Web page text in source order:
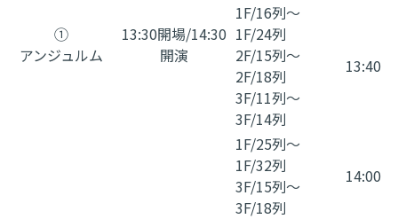
①
アンジュルム
13:30開場/14:30
開演
1F/16列～
1F/24列
2F/15列～
2F/18列
3F/11列～
3F/14列
13:40
1F/25列～
1F/32列
3F/15列～
3F/18列
14:00